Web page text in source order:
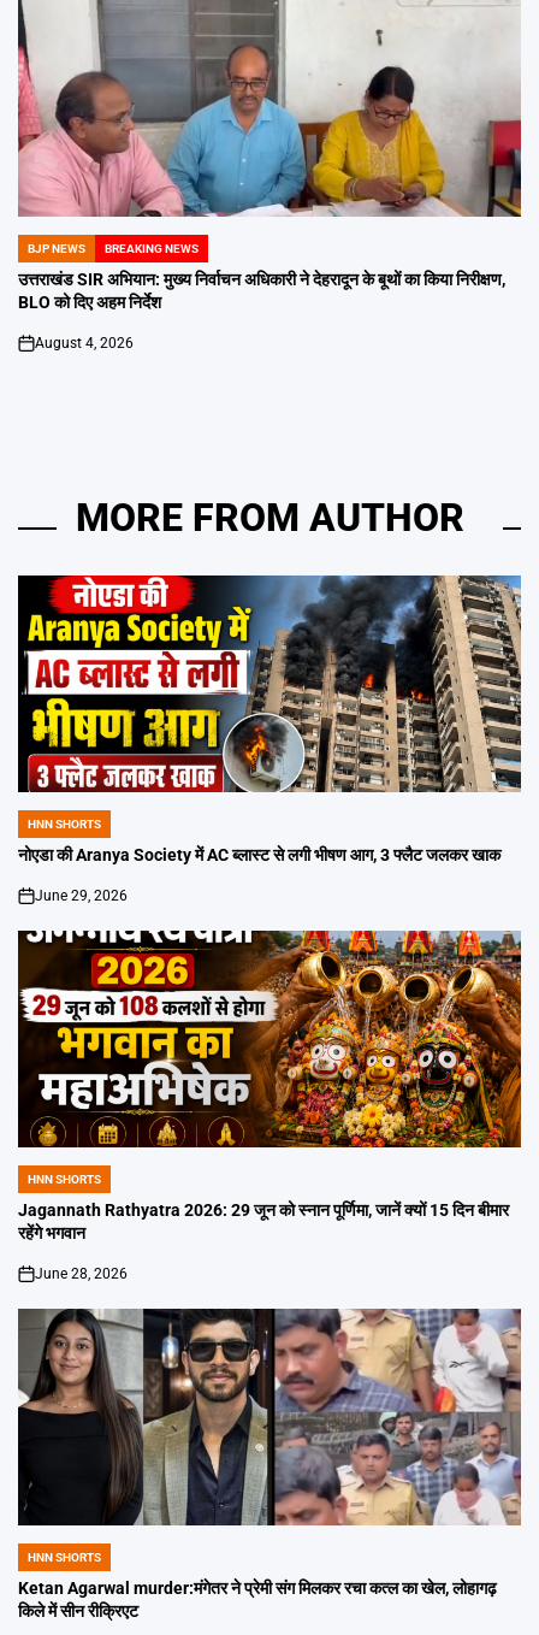
POSTED
IN
BJP NEWS BREAKING NEWS
उत्तराखंड SIR अभियान: मुख्य निर्वाचन अधिकारी ने देहरादून के बूथों का किया निरीक्षण,
BLO को दिए अहम निर्देश
on
August 4, 2026
MORE FROM AUTHOR
POSTED
IN
HNN SHORTS
नोएडा की Aranya Society में AC ब्लास्ट से लगी भीषण आग, 3 फ्लैट जलकर खाक
on
June 29, 2026
POSTED
IN
HNN SHORTS
Jagannath Rathyatra 2026: 29 जून को स्नान पूर्णिमा, जानें क्यों 15 दिन बीमार
रहेंगे भगवान
on
June 28, 2026
POSTED
IN
HNN SHORTS
Ketan Agarwal murder:मंगेतर ने प्रेमी संग मिलकर रचा कत्ल का खेल, लोहागढ़
किले में सीन रीक्रिएट